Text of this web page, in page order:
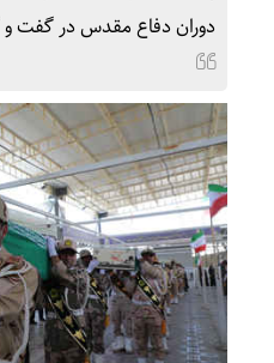
دوران دفاع مقدس در گفت و